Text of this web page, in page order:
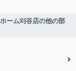
ーム刈谷店の他の部